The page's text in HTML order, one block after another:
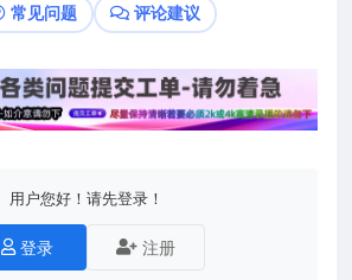
常见问题 评论建议
用户您好！请先登录！
登录 注册